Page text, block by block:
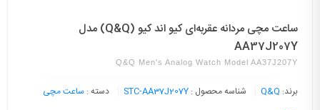
ساعت مچی مردانه عقربه‌ای کیو اند کیو (Q&Q) مدل
AA37J207Y
Q&Q Men's Analog Watch Model AA37J207Y
برند: Q&Q شناسه محصول : STC-AA37J207Y دسته : ساعت مچی